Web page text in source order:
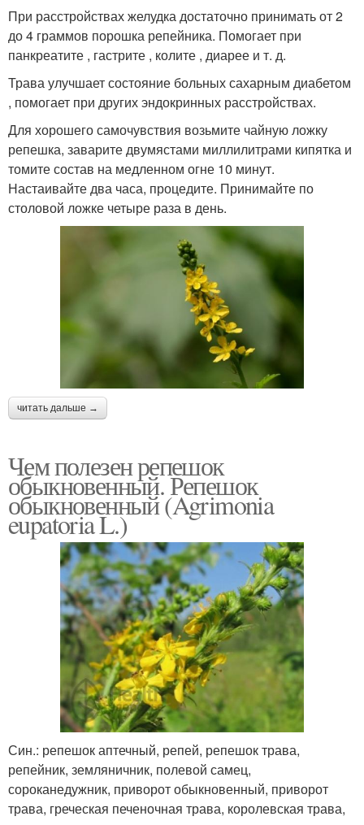
При расстройствах желудка достаточно принимать от 2
до 4 граммов порошка репейника. Помогает при
панкреатите , гастрите , колите , диарее и т. д.
Трава улучшает состояние больных сахарным диабетом
, помогает при других эндокринных расстройствах.
Для хорошего самочувствия возьмите чайную ложку
репешка, заварите двумястами миллилитрами кипятка и
томите состав на медленном огне 10 минут.
Настаивайте два часа, процедите. Принимайте по
столовой ложке четыре раза в день.
читать дальше →
Чем полезен репешок
обыкновенный. Репешок
обыкновенный (Agrimonia
eupatoria L.)
Син.: репешок аптечный, репей, репешок трава,
репейник, земляничник, полевой самец,
сороканедужник, приворот обыкновенный, приворот
трава, греческая печеночная трава, королевская трава,